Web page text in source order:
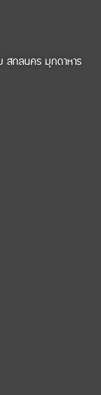
กลนคร มุกดาหาร